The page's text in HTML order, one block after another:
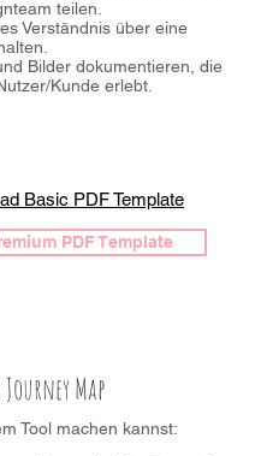
teilen.
Verständnis über eine
Bilder dokumentieren, die
Kunde erlebt.
Basic PDF Template
PDF Template
Map
Tool machen kannst: